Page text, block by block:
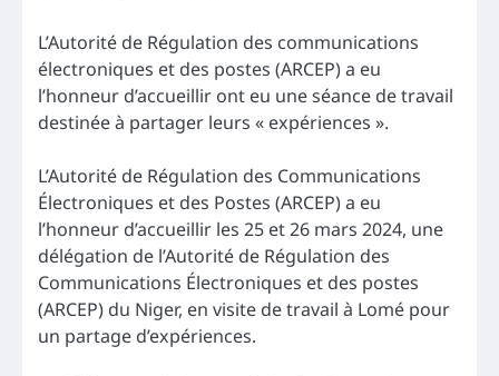
L’Autorité de Régulation des communications
électroniques et des postes (ARCEP) a eu
l’honneur d’accueillir ont eu une séance de travail
destinée à partager leurs « expériences ».
L’Autorité de Régulation des Communications
Électroniques et des Postes (ARCEP) a eu
l’honneur d’accueillir les 25 et 26 mars 2024, une
délégation de l’Autorité de Régulation des
Communications Électroniques et des postes
(ARCEP) du Niger, en visite de travail à Lomé pour
un partage d’expériences.